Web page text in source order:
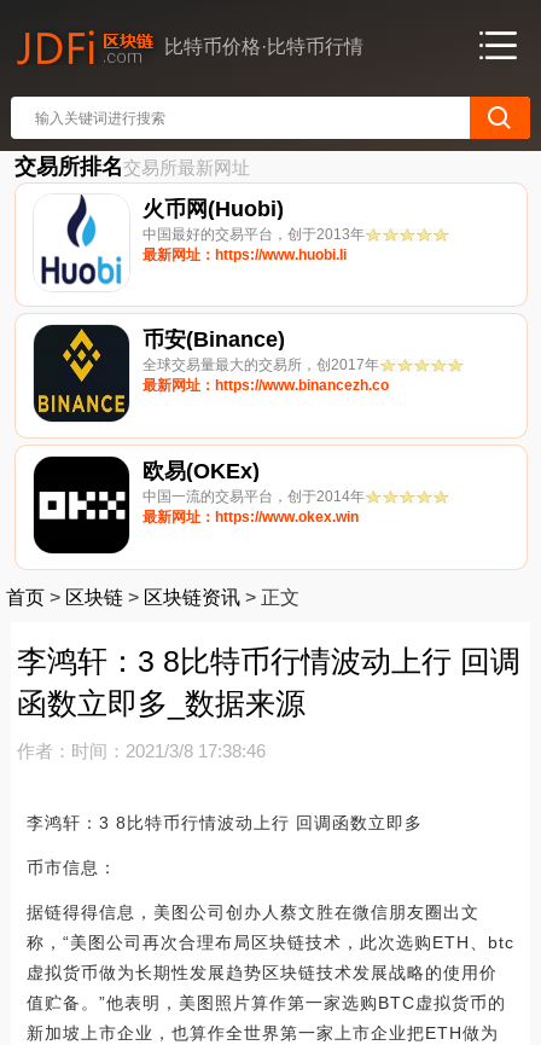
比特币价格·比特币行情
交易所排名交易所最新网址
火币网(Huobi)
中国最好的交易平台，创于2013年
最新网址：https://www.huobi.li
币安(Binance)
全球交易量最大的交易所，创2017年
最新网址：https://www.binancezh.co
欧易(OKEx)
中国一流的交易平台，创于2014年
最新网址：https://www.okex.win
首页 > 区块链 > 区块链资讯 > 正文
李鸿轩：3 8比特币行情波动上行 回调
函数立即多_数据来源
作者： 时间：2021/3/8 17:38:46
李鸿轩：3 8比特币行情波动上行 回调函数立即多
币市信息：
据链得得信息，美图公司创办人蔡文胜在微信朋友圈出文
称，“美图公司再次合理布局区块链技术，此次选购ETH、btc
虚拟货币做为长期性发展趋势区块链技术发展战略的使用价
值贮备。”他表明，美图照片算作第一家选购BTC虚拟货币的
新加坡上市企业，也算作全世界第一家上市企业把ETH做为